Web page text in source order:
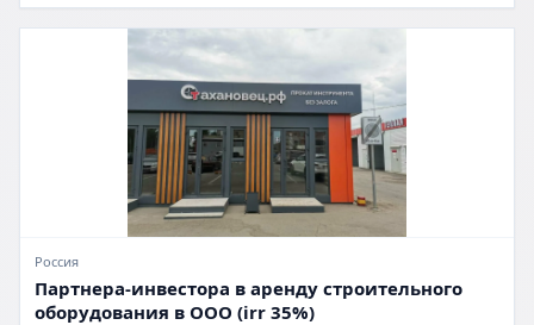
Россия
Партнера-инвестора в аренду строительного
оборудования в ООО (irr 35%)